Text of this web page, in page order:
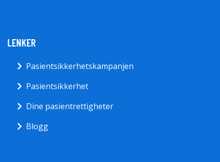
LENKER
Pasientsikkerhetskampanjen
Pasientsikkerhet
Dine pasientrettigheter
Blogg